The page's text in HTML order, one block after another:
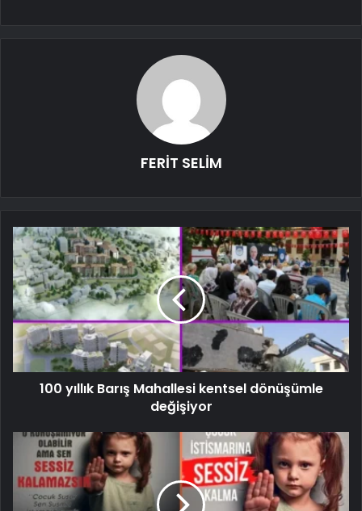
FERİT SELİM
100 yıllık Barış Mahallesi kentsel dönüşümle
değişiyor